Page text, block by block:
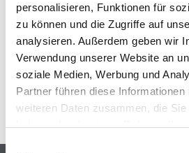
personalisieren, Funktionen für
zu können und die Zugriffe auf
analysieren. Außerdem geben wir
Verwendung unserer Website an
soziale Medien, Werbung und
Partner führen diese
weiteren Daten zusammen, die
haben oder die sie im Rahmen
Einwilligungsauswahl
Keine Sorge, wir pinseln
werden das Problem so schnell
Erkunden Sie in der Zwischenzeit
und lassen Sie sich
ZURÜCK ZUM